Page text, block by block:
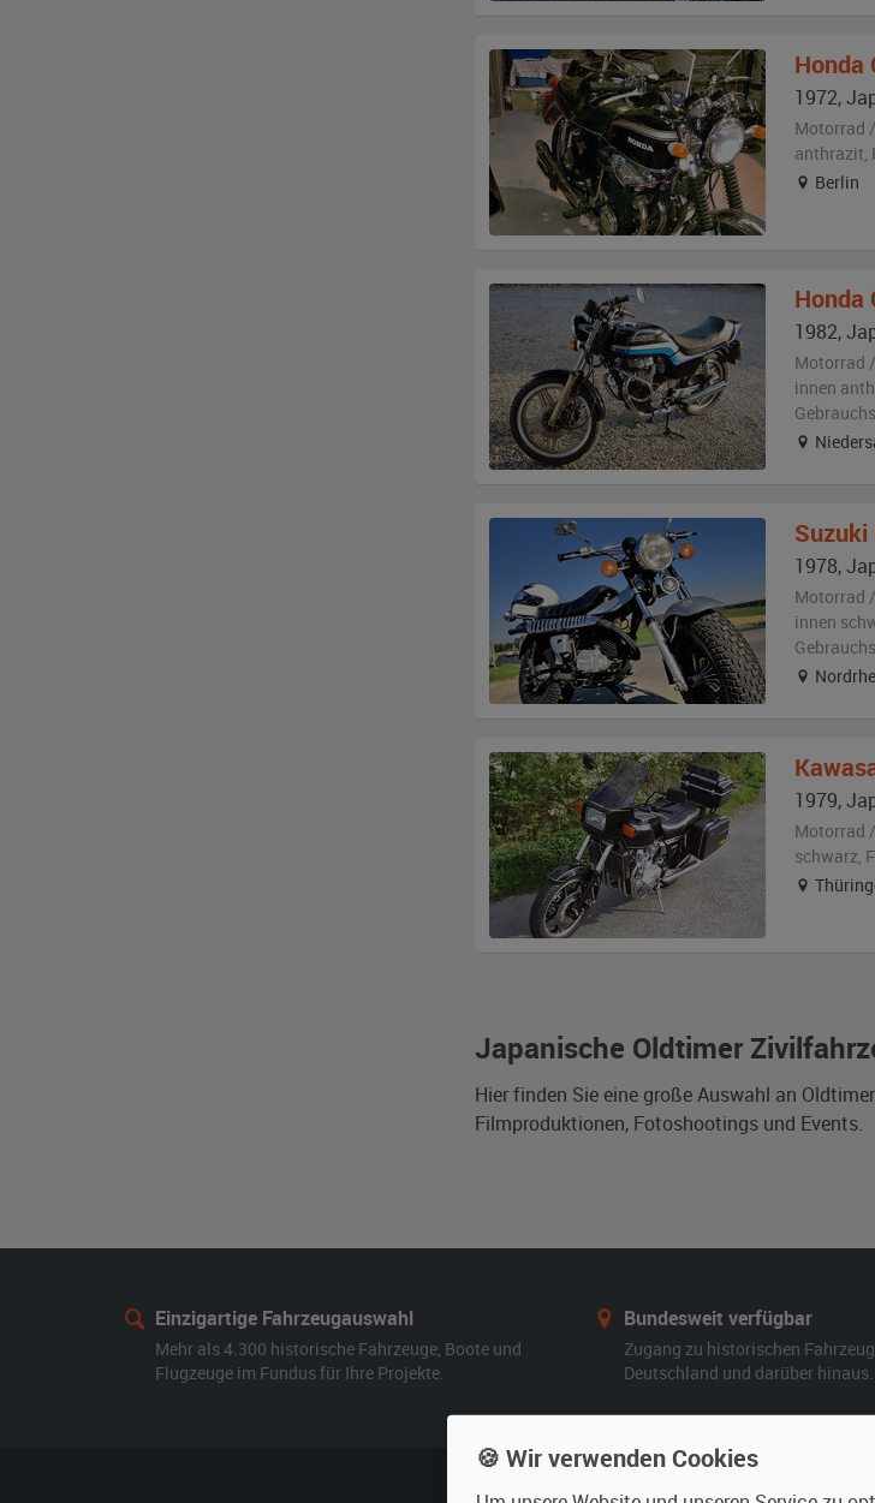
Japanische Oldtimer
Hier finden Sie eine große Auswahl an
Filmproduktionen, Fotoshootings und Events.
Honda
1972,
Motorrad
anthrazit,
Berlin
Honda
1982,
Motorrad
innen
Suzuki
1978,
Motorrad
innen
1979,
Motorrad
schwarz,
Einzigartige Fahrzeugauswahl
Mehr als 4.300 historische Fahrzeuge, Boote und
Flugzeuge im Fundus für Ihre Projekte.
Bundesweit verfügbar
Zugang zu historischen
Deutschland und darüber hinaus.
🍪 Wir verwenden Cookies